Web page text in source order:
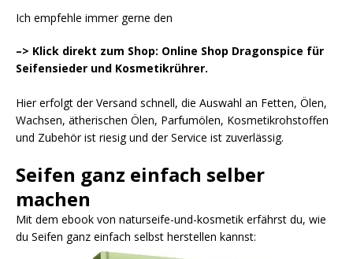
Ich empfehle immer gerne den
–> Klick direkt zum Shop: Online Shop Dragonspice für
Seifensieder und Kosmetikrührer.
Hier erfolgt der Versand schnell, die Auswahl an Fetten, Ölen,
Wachsen, ätherischen Ölen, Parfumölen, Kosmetikrohstoffen
und Zubehör ist riesig und der Service ist zuverlässig.
Seifen ganz einfach selber
machen
Mit dem ebook von naturseife-und-kosmetik erfährst du, wie
du Seifen ganz einfach selbst herstellen kannst: